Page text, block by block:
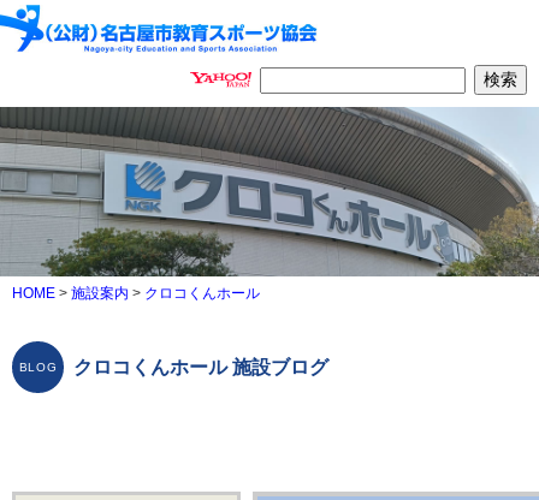
HOME > 施設案内 > クロコくんホール
クロコくんホール 施設ブログ